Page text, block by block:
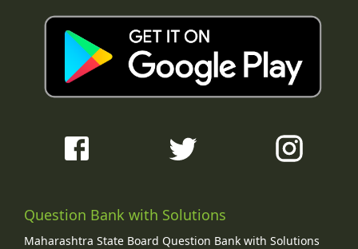
Question Bank with Solutions
Maharashtra State Board Question Bank with Solutions